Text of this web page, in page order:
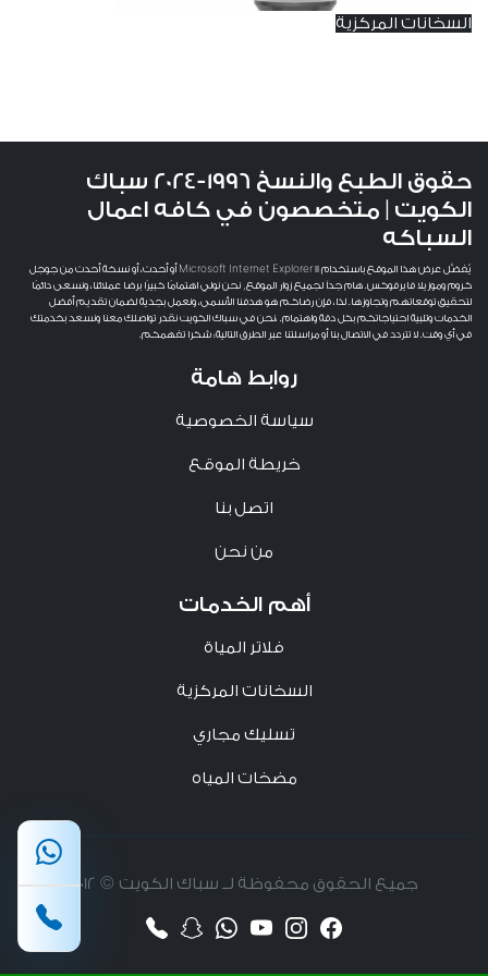
السخانات المركزية
روابط هامة
سياسة الخصوصية
خريطة الموقع
اتصل بنا
من نحن
أهم الخدمات
فلاتر المياة
السخانات المركزية
تسليك مجاري
مضخات المياه
حقوق الطبع والنسخ 1996-2024 سباك
الكويت | متخصصون في كافه اعمال
السباكه
يُفضَّل عرض هذا الموقع باستخدام Microsoft Internet Explorer 11 أو أحدث، أو نسخة أحدث من جوجل
كروم وموزيلا فايرفوكس. هام جداً لجميع زوار الموقع, نحن نولي اهتمامًا كبيرًا برضا عملائنا، ونسعى دائمًا
لتحقيق توقعاتهم وتجاوزها. لذا، فإن رضاكم هو هدفنا الأسمى، ونعمل بجدية لضمان تقديم أفضل
الخدمات وتلبية احتياجاتكم بكل دقة واهتمام. ،نحن في سباك الكويت نقدر تواصلك معنا ونسعد بخدمتك
في أي وقت. لا تتردد في الاتصال بنا أو مراسلتنا عبر الطرق التالية: شكرا تفهمكم.
جميع الحقوق محفوظة لــ سباك الكويت © 2012